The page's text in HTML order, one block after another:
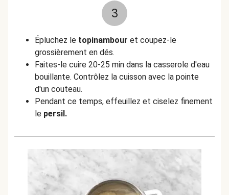
3
Épluchez le topinambour et coupez-le
grossièrement en dés.
Faites-le cuire 20-25 min dans la casserole d'eau
bouillante. Contrôlez la cuisson avec la pointe
d'un couteau.
Pendant ce temps, effeuillez et ciselez finement
le persil.